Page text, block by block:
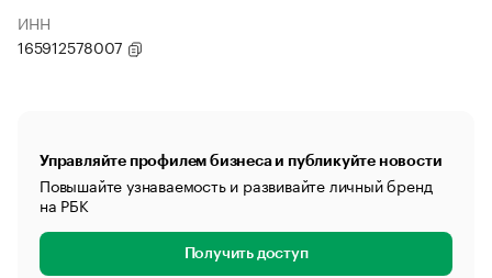
ИНН
165912578007
Управляйте профилем бизнеса и публикуйте новости
Повышайте узнаваемость и развивайте личный бренд
на РБК
Получить доступ